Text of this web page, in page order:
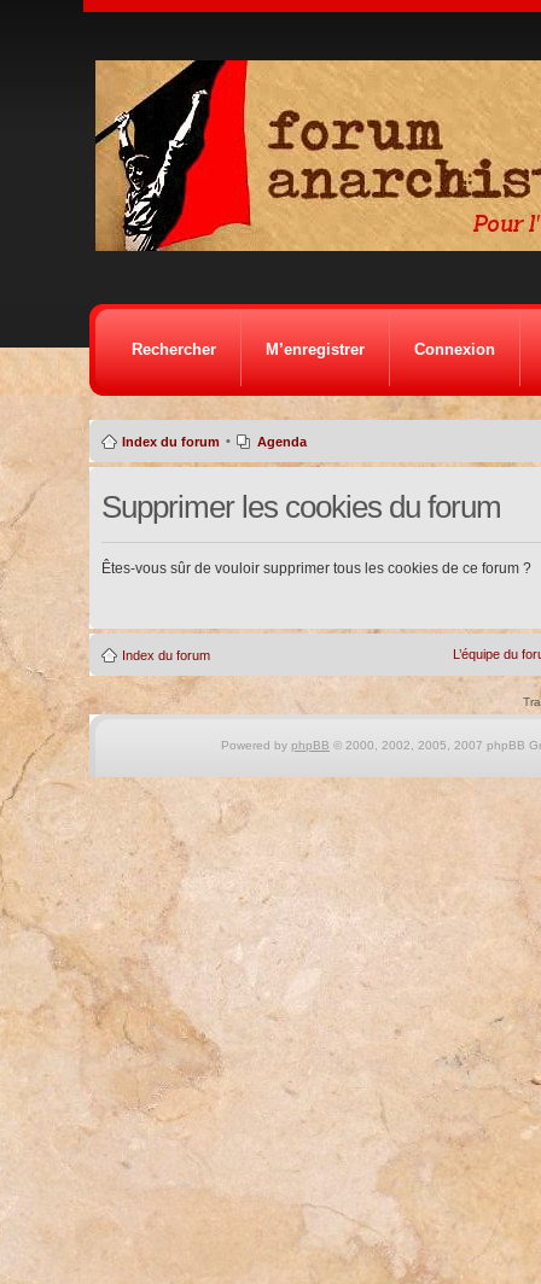
Rechercher M’enregistrer Connexion
Index du forum • Agenda
Supprimer les cookies du forum
Êtes-vous sûr de vouloir supprimer tous les cookies de ce forum ?
Index du forum L’équipe du
Powered by phpBB © 2000, 2002, 2005, 2007 phpBB